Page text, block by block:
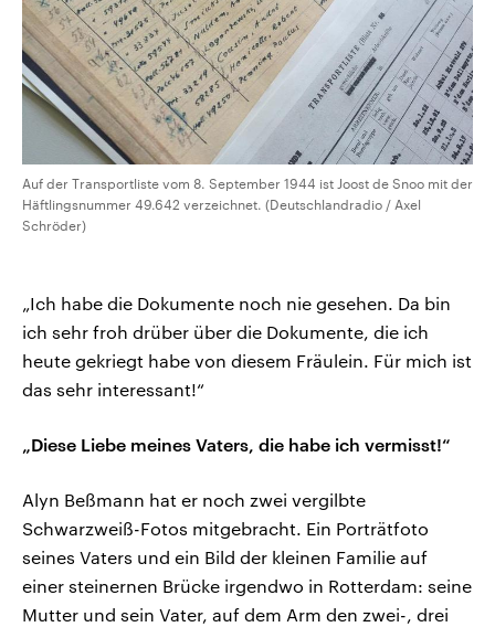
Auf der Transportliste vom 8. September 1944 ist Joost de Snoo mit der
Häftlingsnummer 49.642 verzeichnet. (Deutschlandradio / Axel
Schröder)
„Ich habe die Dokumente noch nie gesehen. Da bin
ich sehr froh drüber über die Dokumente, die ich
heute gekriegt habe von diesem Fräulein. Für mich ist
das sehr interessant!“
„Diese Liebe meines Vaters, die habe ich vermisst!“
Alyn Beßmann hat er noch zwei vergilbte
Schwarzweiß-Fotos mitgebracht. Ein Porträtfoto
seines Vaters und ein Bild der kleinen Familie auf
einer steinernen Brücke irgendwo in Rotterdam: seine
Mutter und sein Vater, auf dem Arm den zwei-, drei